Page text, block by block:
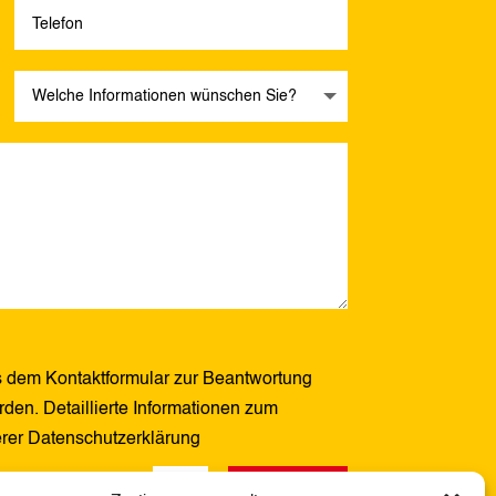
Kontaktformular zur Beantwortung
Detaillierte Informationen zum
Datenschutzerklärung
1 + 8 = Senden